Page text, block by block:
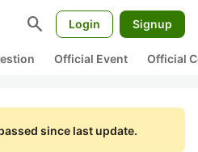
search Login Signup
Official Event Official
since last update.